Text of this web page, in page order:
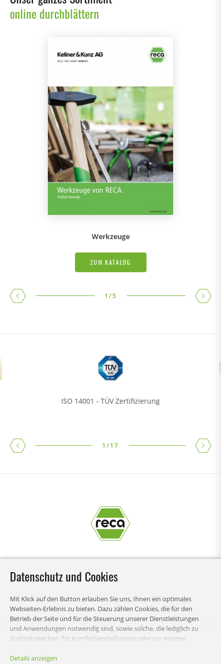
online durchblättern
Werkzeuge
ZUM KATALOG
1 /5
ISO 14001 - TÜV Zertifizierung
1 /17
INHALT
Datenschutz und Cookies
Mit Klick auf den Button erlauben Sie uns, Ihnen ein optimales
Webseiten-Erlebnis zu bieten. Dazu zählen Cookies, die für den
Betrieb der Seite und für die Steuerung unserer Dienstleistungen
und Anwendungen notwendig sind, sowie solche, die lediglich zu
Statistikzwecken, für Komforteinstellungen oder zur Anzeige
entscheiden, welche Kategorien Sie zulassen möchten und die
Details anzeigen